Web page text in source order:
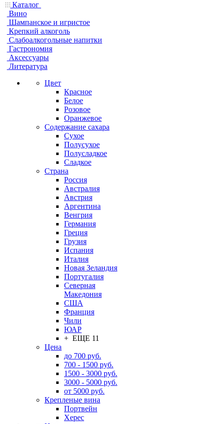
Каталог
Вино
Шампанское и игристое
Крепкий алкоголь
Слабоалкогольные напитки
Гастрономия
Аксессуары
Литература
Цвет
Красное
Белое
Розовое
Оранжевое
Содержание сахара
Сухое
Полусухое
Полусладкое
Сладкое
Страна
Россия
Австралия
Австрия
Аргентина
Венгрия
Германия
Греция
Грузия
Испания
Италия
Новая Зеландия
Португалия
Северная
Македония
США
Франция
Чили
ЮАР
+ ЕЩЕ 11
Цена
до 700 руб.
700 - 1500 руб.
1500 - 3000 руб.
3000 - 5000 руб.
от 5000 руб.
Крепленые вина
Портвейн
Херес